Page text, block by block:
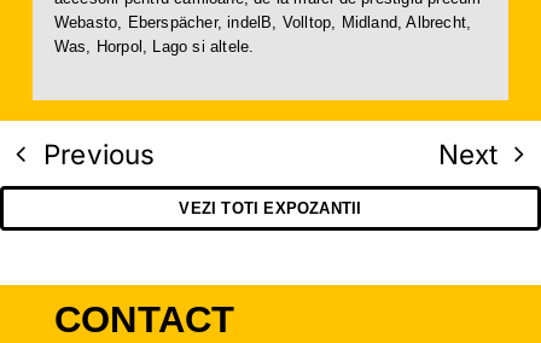
Webasto, Eberspächer, indelB, Volltop, Midland, Albrecht,
Was, Horpol, Lago si altele.
Previous Next
VEZI TOTI EXPOZANTII
CONTACT